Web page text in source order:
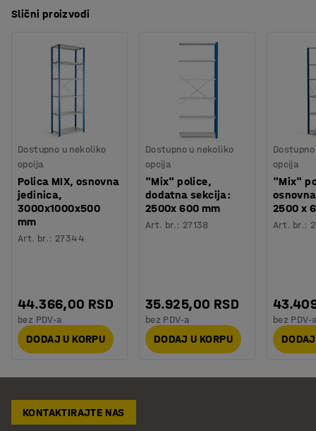
Slični proizvodi
Dostupno u nekoliko
opcija
Polica MIX, osnovna
jedinica,
3000x1000x500
mm
Art. br.: 27344
44.366,00 RSD
bez PDV-a
DODAJ U KORPU
Dostupno u nekoliko
opcija
"Mix" police,
dodatna sekcija:
2500x 600 mm
Art. br.: 27138
35.925,00 RSD
bez PDV-a
DODAJ U KORPU
opcija
"Mix"
2500 x
Art. br.:
bez PDV-
KONTAKTIRAJTE NAS